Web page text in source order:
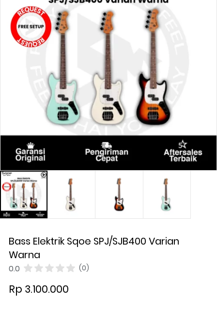
Bass Elektrik Sqoe SPJ/SJB400 Varian
Warna
0.0 (0)
Rp 3.100.000